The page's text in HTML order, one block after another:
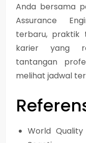
Anda bersama
Assurance
terbaru, praktik
karier yang
tantangan
melihat jadwal
World